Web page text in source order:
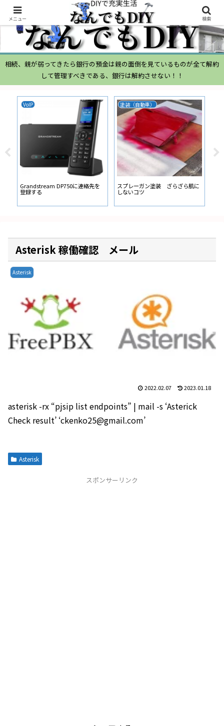
相続、親が弱ってきたら銀行の預金は親の面倒を見ているものが全て解約
して管理すべきである、銀行は解約させない！！
VoIP
Grandstream DP750に連絡先を
登録する
塗装（自動車）
スプレーガン塗装 ざらざら肌に
しないコツ
ム
Asterisk 稼働確認 メール
Asterisk
2022.02.07 2023.01.18
asterisk -rx “pjsip list endpoints” | mail -s ‘Asterick
Check result’ ‘ckenko25@gmail.com’
Asterisk
スポンサーリンク
メニュー 検索